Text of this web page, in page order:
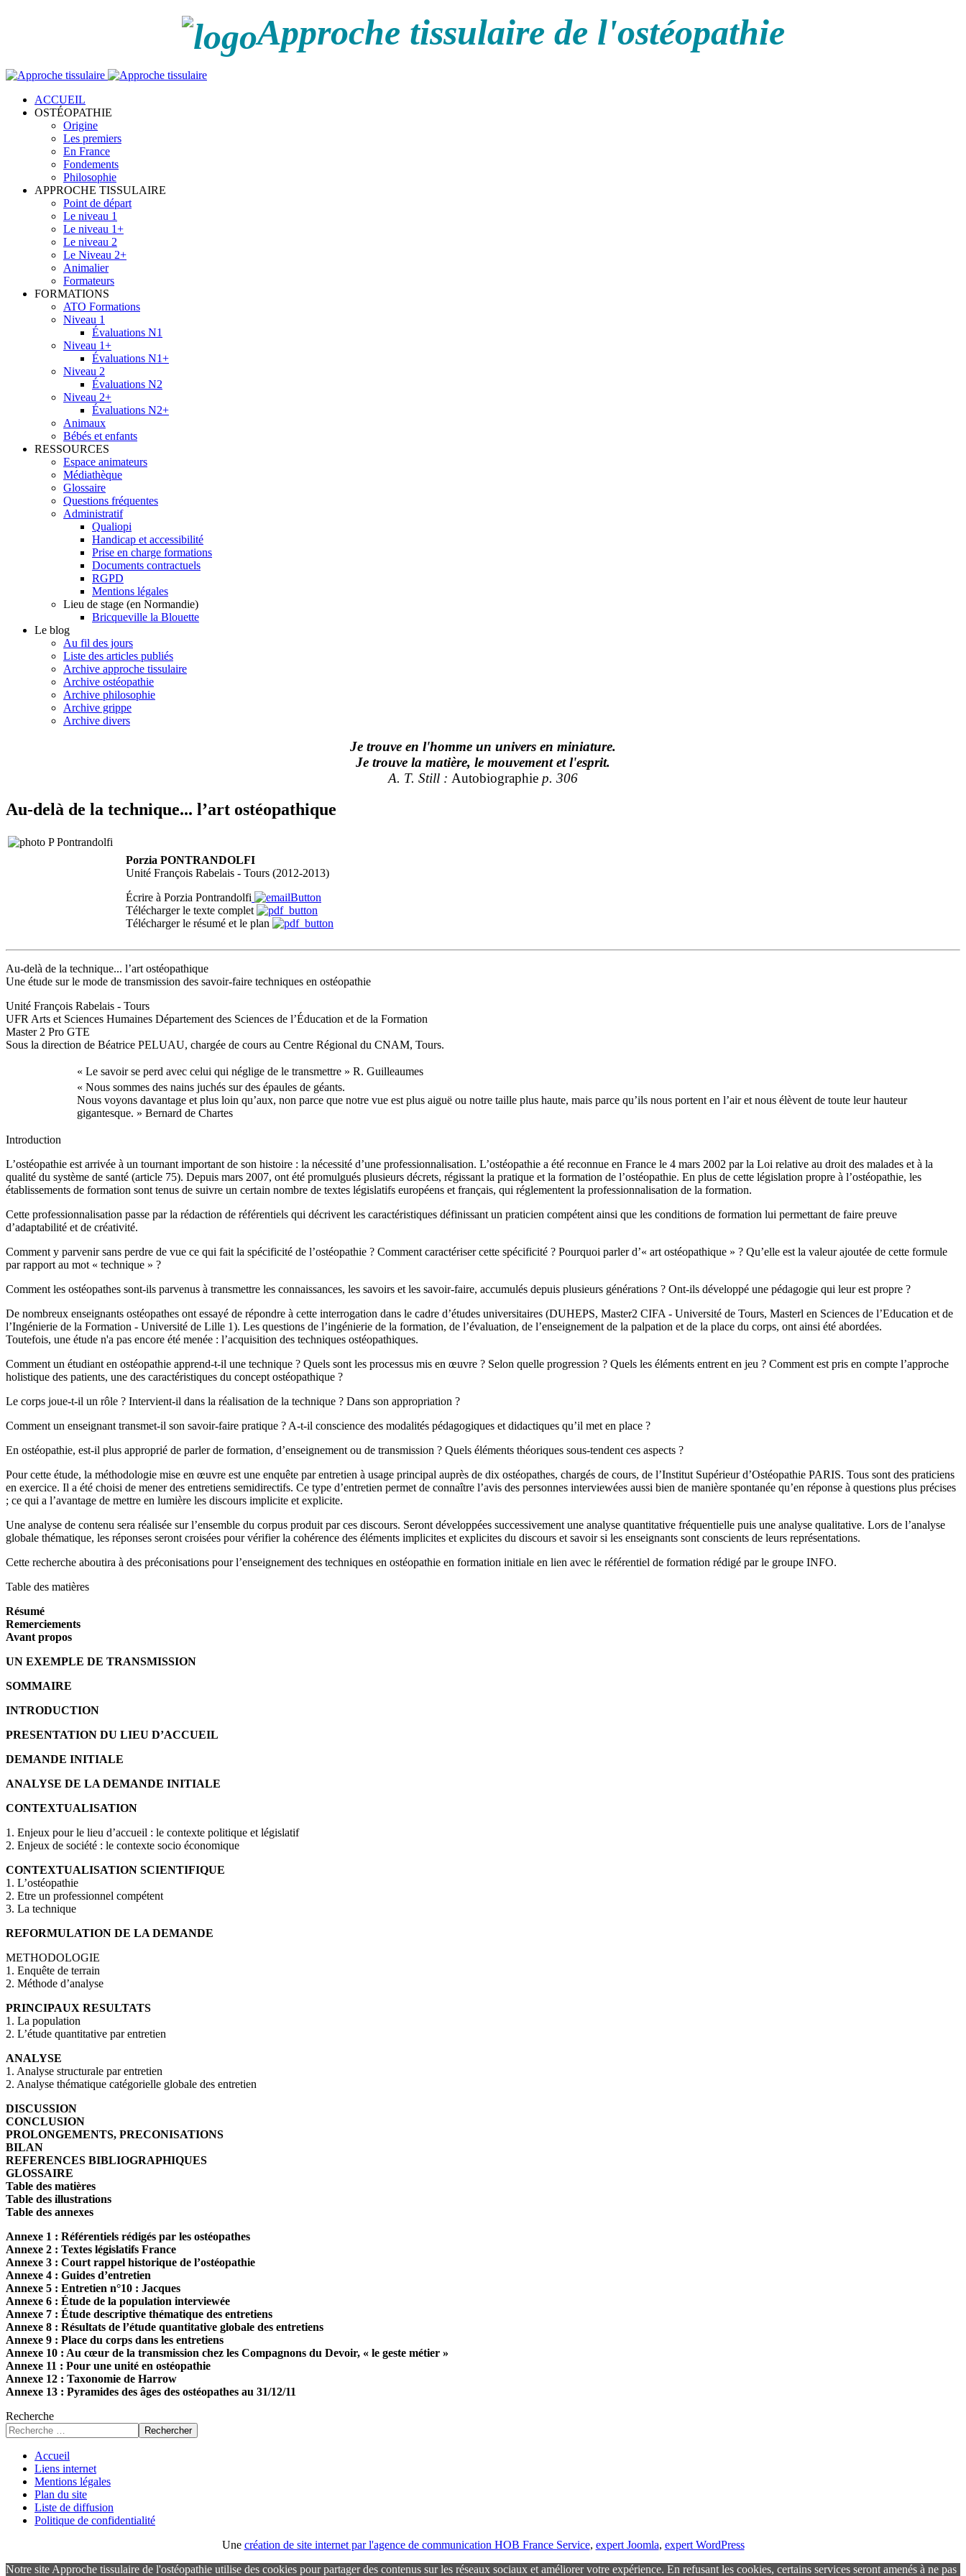
Approche tissulaire de l'ostéopathie
ACCUEIL
OSTÉOPATHIE
Origine
Les premiers
En France
Fondements
Philosophie
APPROCHE TISSULAIRE
Point de départ
Le niveau 1
Le niveau 1+
Le niveau 2
Le Niveau 2+
Animalier
Formateurs
FORMATIONS
ATO Formations
Niveau 1
Évaluations N1
Niveau 1+
Évaluations N1+
Niveau 2
Évaluations N2
Niveau 2+
Évaluations N2+
Animaux
Bébés et enfants
RESSOURCES
Espace animateurs
Médiathèque
Glossaire
Questions fréquentes
Administratif
Qualiopi
Handicap et accessibilité
Prise en charge formations
Documents contractuels
RGPD
Mentions légales
Lieu de stage (en Normandie)
Bricqueville la Blouette
Le blog
Au fil des jours
Liste des articles publiés
Archive approche tissulaire
Archive ostéopathie
Archive philosophie
Archive grippe
Archive divers
Je trouve en l'homme un univers en miniature.
Je trouve la matière, le mouvement et l'esprit.
A. T. Still : Autobiographie p. 306
Au-delà de la technique... l’art ostéopathique
Porzia PONTRANDOLFI
Unité François Rabelais - Tours (2012-2013)
Écrire à Porzia Pontrandolfi
Télécharger le texte complet
Télécharger le résumé et le plan
Au-delà de la technique... l’art ostéopathique
Une étude sur le mode de transmission des savoir-faire techniques en ostéopathie
Unité François Rabelais - Tours
UFR Arts et Sciences Humaines Département des Sciences de l’Éducation et de la Formation
Master 2 Pro GTE
Sous la direction de Béatrice PELUAU, chargée de cours au Centre Régional du CNAM, Tours.
« Le savoir se perd avec celui qui néglige de le transmettre » R. Guilleaumes
« Nous sommes des nains juchés sur des épaules de géants.
Nous voyons davantage et plus loin qu’aux, non parce que notre vue est plus aiguë ou notre taille plus haute, mais parce qu’ils nous portent en l’air et nous élèvent de toute leur hauteur
gigantesque. » Bernard de Chartes
Introduction
L’ostéopathie est arrivée à un tournant important de son histoire : la nécessité d’une professionnalisation. L’ostéopathie a été reconnue en France le 4 mars 2002 par la Loi relative au droit des malades et à la
qualité du système de santé (article 75). Depuis mars 2007, ont été promulgués plusieurs décrets, régissant la pratique et la formation de l’ostéopathie. En plus de cette législation propre à l’ostéopathie, les
établissements de formation sont tenus de suivre un certain nombre de textes législatifs européens et français, qui réglementent la professionnalisation de la formation.
Cette professionnalisation passe par la rédaction de référentiels qui décrivent les caractéristiques définissant un praticien compétent ainsi que les conditions de formation lui permettant de faire preuve
d’adaptabilité et de créativité.
Comment y parvenir sans perdre de vue ce qui fait la spécificité de l’ostéopathie ? Comment caractériser cette spécificité ? Pourquoi parler d’« art ostéopathique » ? Qu’elle est la valeur ajoutée de cette formule
par rapport au mot « technique » ?
Comment les ostéopathes sont-ils parvenus à transmettre les connaissances, les savoirs et les savoir-faire, accumulés depuis plusieurs générations ? Ont-ils développé une pédagogie qui leur est propre ?
De nombreux enseignants ostéopathes ont essayé de répondre à cette interrogation dans le cadre d’études universitaires (DUHEPS, Master2 CIFA - Université de Tours, Masterl en Sciences de l’Education et de
l’Ingénierie de la Formation - Université de Lille 1). Les questions de l’ingénierie de la formation, de l’évaluation, de l’enseignement de la palpation et de la place du corps, ont ainsi été abordées.
Toutefois, une étude n'a pas encore été menée : l’acquisition des techniques ostéopathiques.
Comment un étudiant en ostéopathie apprend-t-il une technique ? Quels sont les processus mis en œuvre ? Selon quelle progression ? Quels les éléments entrent en jeu ? Comment est pris en compte l’approche
holistique des patients, une des caractéristiques du concept ostéopathique ?
Le corps joue-t-il un rôle ? Intervient-il dans la réalisation de la technique ? Dans son appropriation ?
Comment un enseignant transmet-il son savoir-faire pratique ? A-t-il conscience des modalités pédagogiques et didactiques qu’il met en place ?
En ostéopathie, est-il plus approprié de parler de formation, d’enseignement ou de transmission ? Quels éléments théoriques sous-tendent ces aspects ?
Pour cette étude, la méthodologie mise en œuvre est une enquête par entretien à usage principal auprès de dix ostéopathes, chargés de cours, de l’Institut Supérieur d’Ostéopathie PARIS. Tous sont des praticiens
en exercice. Il a été choisi de mener des entretiens semidirectifs. Ce type d’entretien permet de connaître l’avis des personnes interviewées aussi bien de manière spontanée qu’en réponse à questions plus précises
; ce qui a l’avantage de mettre en lumière les discours implicite et explicite.
Une analyse de contenu sera réalisée sur l’ensemble du corpus produit par ces discours. Seront développées successivement une analyse quantitative fréquentielle puis une analyse qualitative. Lors de l’analyse
globale thématique, les réponses seront croisées pour vérifier la cohérence des éléments implicites et explicites du discours et savoir si les enseignants sont conscients de leurs représentations.
Cette recherche aboutira à des préconisations pour l’enseignement des techniques en ostéopathie en formation initiale en lien avec le référentiel de formation rédigé par le groupe INFO.
Table des matières
Résumé
Remerciements
Avant propos
UN EXEMPLE DE TRANSMISSION
SOMMAIRE
INTRODUCTION
PRESENTATION DU LIEU D’ACCUEIL
DEMANDE INITIALE
ANALYSE DE LA DEMANDE INITIALE
CONTEXTUALISATION
1. Enjeux pour le lieu d’accueil : le contexte politique et législatif
2. Enjeux de société : le contexte socio économique
CONTEXTUALISATION SCIENTIFIQUE
1. L’ostéopathie
2. Etre un professionnel compétent
3. La technique
REFORMULATION DE LA DEMANDE
METHODOLOGIE
1. Enquête de terrain
2. Méthode d’analyse
PRINCIPAUX RESULTATS
1. La population
2. L’étude quantitative par entretien
ANALYSE
1. Analyse structurale par entretien
2. Analyse thématique catégorielle globale des entretien
DISCUSSION
CONCLUSION
PROLONGEMENTS, PRECONISATIONS
BILAN
REFERENCES BIBLIOGRAPHIQUES
GLOSSAIRE
Table des matières
Table des illustrations
Table des annexes
Annexe 1 : Référentiels rédigés par les ostéopathes
Annexe 2 : Textes législatifs France
Annexe 3 : Court rappel historique de l’ostéopathie
Annexe 4 : Guides d’entretien
Annexe 5 : Entretien n°10 : Jacques
Annexe 6 : Étude de la population interviewée
Annexe 7 : Étude descriptive thématique des entretiens
Annexe 8 : Résultats de l’étude quantitative globale des entretiens
Annexe 9 : Place du corps dans les entretiens
Annexe 10 : Au cœur de la transmission chez les Compagnons du Devoir, « le geste métier »
Annexe 11 : Pour une unité en ostéopathie
Annexe 12 : Taxonomie de Harrow
Annexe 13 : Pyramides des âges des ostéopathes au 31/12/11
Recherche
Rechercher
Accueil
Liens internet
Mentions légales
Plan du site
Liste de diffusion
Politique de confidentialité
Une création de site internet par l'agence de communication HOB France Service, expert Joomla, expert WordPress
Notre site Approche tissulaire de l'ostéopathie utilise des cookies pour partager des contenus sur les réseaux sociaux et améliorer votre expérience. En refusant les cookies, certains services seront amenés à ne pas